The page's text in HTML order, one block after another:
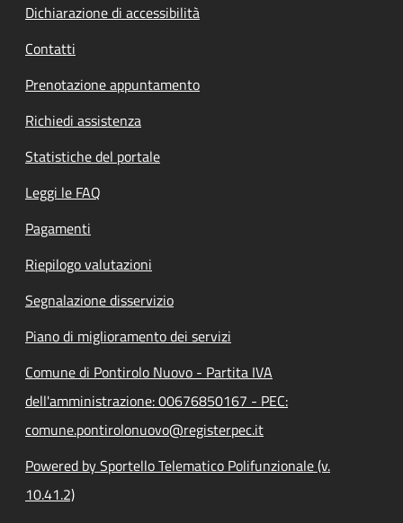
Dichiarazione di accessibilità
Contatti
Prenotazione appuntamento
Richiedi assistenza
Statistiche del portale
Leggi le FAQ
Pagamenti
Riepilogo valutazioni
Segnalazione disservizio
Piano di miglioramento dei servizi
Comune di Pontirolo Nuovo - Partita IVA
dell'amministrazione: 00676850167 - PEC:
comune.pontirolonuovo@registerpec.it
Powered by Sportello Telematico Polifunzionale (v.
10.41.2)